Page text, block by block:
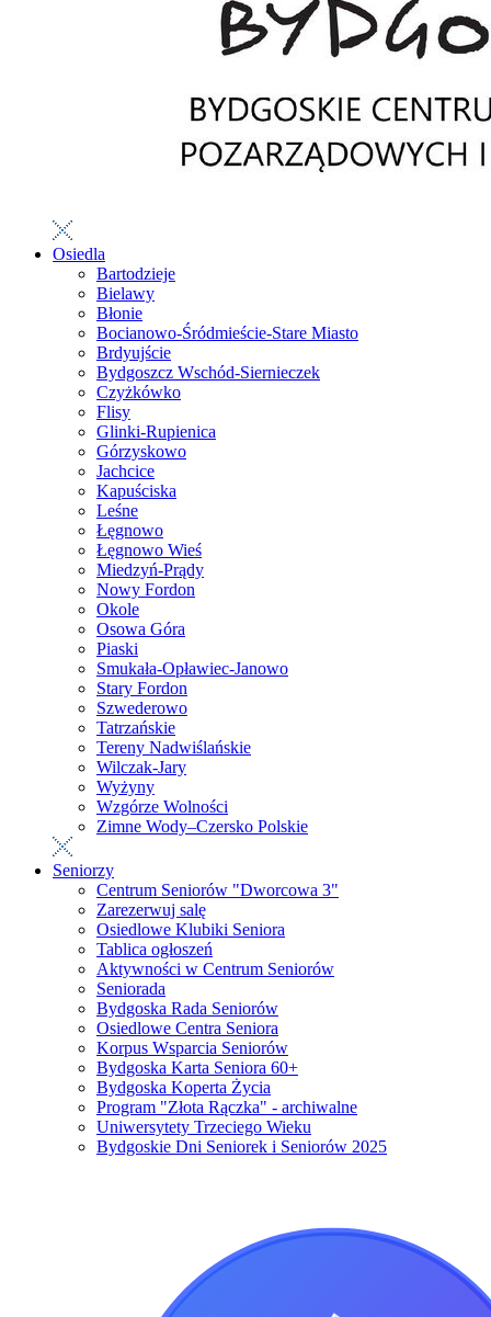
Osiedla
Bartodzieje
Bielawy
Błonie
Bocianowo-Śródmieście-Stare Miasto
Brdyujście
Bydgoszcz Wschód-Siernieczek
Czyżkówko
Flisy
Glinki-Rupienica
Górzyskowo
Jachcice
Kapuściska
Leśne
Łęgnowo
Łęgnowo Wieś
Miedzyń-Prądy
Nowy Fordon
Okole
Osowa Góra
Piaski
Smukała-Opławiec-Janowo
Stary Fordon
Szwederowo
Tatrzańskie
Tereny Nadwiślańskie
Wilczak-Jary
Wyżyny
Wzgórze Wolności
Zimne Wody–Czersko Polskie
Seniorzy
Centrum Seniorów "Dworcowa 3"
Zarezerwuj salę
Osiedlowe Klubiki Seniora
Tablica ogłoszeń
Aktywności w Centrum Seniorów
Seniorada
Bydgoska Rada Seniorów
Osiedlowe Centra Seniora
Korpus Wsparcia Seniorów
Bydgoska Karta Seniora 60+
Bydgoska Koperta Życia
Program "Złota Rączka" - archiwalne
Uniwersytety Trzeciego Wieku
Bydgoskie Dni Seniorek i Seniorów 2025